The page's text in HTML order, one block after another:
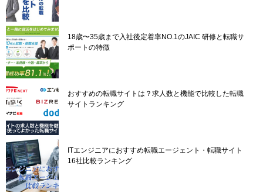
18歳〜35歳まで入社後定着率NO.1のJAIC 研修と転職サ
ポートの特徴
おすすめの転職サイトは？求人数と機能で比較した転職
サイトランキング
ITエンジニアにおすすめ転職エージェント・転職サイト
16社比較ランキング